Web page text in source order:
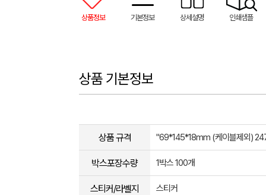
상품정보 기본정보 상세설명 인쇄샘플
상품 기본정보
상품 규격 "69*145*18mm (케이블제외)
박스포장수량 1박스 100개
스티커/라벨지 스티커